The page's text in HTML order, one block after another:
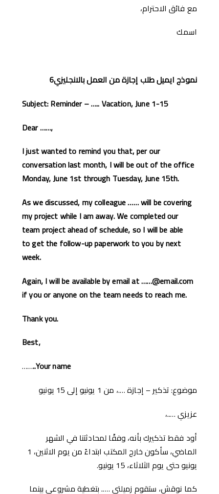
مع فائق الاحترام،
اسمك
نموذج ايميل طلب إجازة من العمل بالانجليزي6
Subject: Reminder – ….. Vacation, June 1-15
Dear ……,
I just wanted to remind you that, per our
conversation last month, I will be out of the office
Monday, June 1st through Tuesday, June 15th.
As we discussed, my colleague …… will be covering
my project while I am away. We completed our
team project ahead of schedule, so I will be able
to get the follow-up paperwork to you by next
week.
Again, I will be available by email at ……@email.com
if you or anyone on the team needs to reach me.
Thank you.
Best,
……..Your name
موضوع: تذكير – إجازة ….، من 1 يونيو إلى 15 يونيو
عزيزي …..،
أود فقط تذكيرك بأنه، وفقًا لمحادثتنا في الشهر
الماضي، سأكون خارج المكتب ابتداءً من يوم الاثنين، 1
يونيو حتى يوم الثلاثاء، 15 يونيو.
كما نوقش، ستقوم زميلتي ….. بتغطية مشروعي بينما